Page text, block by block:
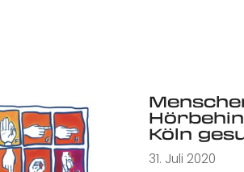
Köln
31. Juli 2020